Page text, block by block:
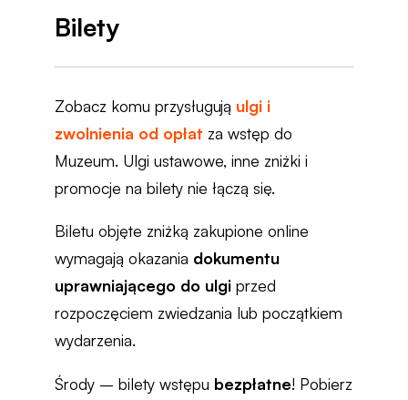
Bilety
Zobacz komu przysługują ulgi i
zwolnienia od opłat za wstęp do
Muzeum. Ulgi ustawowe, inne zniżki i
promocje na bilety nie łączą się.
Biletu objęte zniżką zakupione online
wymagają okazania dokumentu
uprawniającego do ulgi przed
rozpoczęciem zwiedzania lub początkiem
wydarzenia.
Środy – bilety wstępu bezpłatne! Pobierz